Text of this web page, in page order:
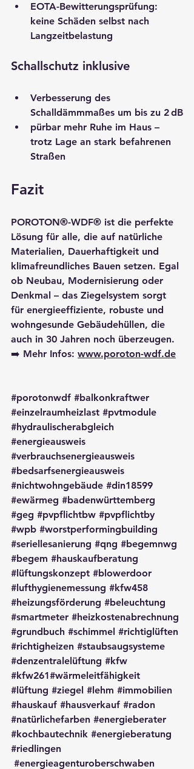
EOTA-Bewitterungsprüfung:
keine Schäden selbst nach
Langzeitbelastung
Schallschutz inklusive
Verbesserung des
Schalldämmmaßes um bis zu 2 dB
pürbar mehr Ruhe im Haus –
trotz Lage an stark befahrenen
Straßen
Fazit
POROTON®-WDF® ist die perfekte
Lösung für alle, die auf natürliche
Materialien, Dauerhaftigkeit und
klimafreundliches Bauen setzen. Egal
ob Neubau, Modernisierung oder
Denkmal – das Ziegelsystem sorgt
für energieeffiziente, robuste und
wohngesunde Gebäudehüllen, die
auch in 30 Jahren noch überzeugen.
➡️ Mehr Infos: www.poroton-wdf.de
#porotonwdf #balkonkraftwer
#einzelraumheizlast #pvtmodule
#hydraulischerabgleich
#energieausweis
#verbrauchsenergieausweis
#bedsarfsenergieausweis
#nichtwohngebäude #din18599
#ewärmeg #badenwürttemberg
#geg #pvpflichtbw #pvpflichtby
#wpb #worstperformingbuilding
#seriellesanierung #qng #begemnwg
#begem #hauskaufberatung
#lüftungskonzept #blowerdoor
#lufthygienemessung #kfw458
#heizungsförderung #beleuchtung
#smartmeter #heizkostenabrechnung
#grundbuch #schimmel #richtiglüften
#richtigheizen #staubsaugsysteme
#denzentralelüftung #kfw
#kfw261#wärmeleitfähigkeit
#lüftung #ziegel #lehm #immobilien
#hauskauf #hausverkauf #radon
#natürlichefarben #energieberater
#kochbautechnik #energieberatung
#riedlingen
#energieagenturoberschwaben